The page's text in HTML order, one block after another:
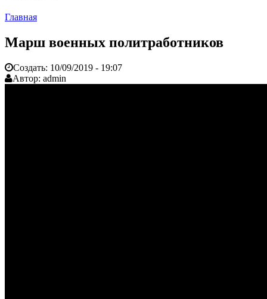
Главная
Марш военных политработников
Создать: 10/09/2019 - 19:07
Автор: admin